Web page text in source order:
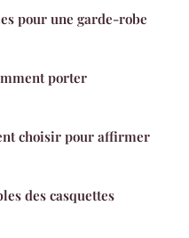
pour une garde-robe
porter
choisir pour affirmer
des casquettes